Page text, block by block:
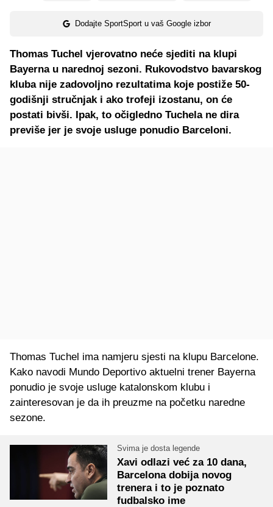
Dodajte SportSport u vaš Google izbor
Thomas Tuchel vjerovatno neće sjediti na klupi
Bayerna u narednoj sezoni. Rukovodstvo bavarskog
kluba nije zadovoljno rezultatima koje postiže 50-
godišnji stručnjak i ako trofeji izostanu, on će
postati bivši. Ipak, to očigledno Tuchela ne dira
previše jer je svoje usluge ponudio Barceloni.
Thomas Tuchel ima namjeru sjesti na klupu Barcelone.
Kako navodi Mundo Deportivo aktuelni trener Bayerna
ponudio je svoje usluge katalonskom klubu i
zainteresovan je da ih preuzme na početku naredne
sezone.
Svima je dosta legende
Xavi odlazi već za 10 dana,
Barcelona dobija novog
trenera i to je poznato
fudbalsko ime